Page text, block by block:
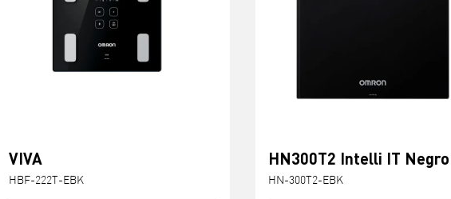
VIVA
HBF-222T-EBK
HN300T2 Intelli IT Negro
HN-300T2-EBK